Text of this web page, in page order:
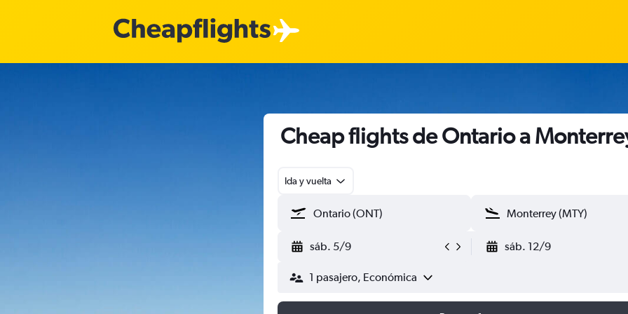
Cheap flights de Ontario a
Ida y vuelta
sáb. 5/9 sáb. 12/9
1 pasajero, Económica